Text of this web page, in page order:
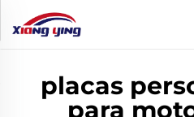
placas
para